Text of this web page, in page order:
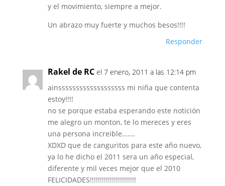
y el movimiento, siempre a mejor.
Un abrazo muy fuerte y muchos besos!!!!
Responder
Rakel de RC el 7 enero, 2011 a las 12:14 pm
ainsssssssssssssssssss mi niña que contenta
estoy!!!!
no se porque estaba esperando este notición
me alegro un monton, te lo mereces y eres
una persona increible…….
XDXD que de canguritos para este año nuevo,
ya lo he dicho el 2011 sera un año especial,
diferente y mil veces mejor que el 2010
FELICIDADES!!!!!!!!!!!!!!!!!!!!!!!